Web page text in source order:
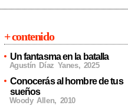
+ contenido
Un fantasma en la batalla
Agustín Díaz Yanes, 2025
Conocerás al hombre de tus
sueños
Woody Allen, 2010